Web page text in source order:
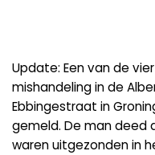
Update: Een van de
mishandeling in de
Ebbingestraat in
gemeld. De man deed
waren uitgezonden in